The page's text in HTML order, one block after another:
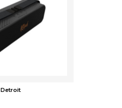
Detroit